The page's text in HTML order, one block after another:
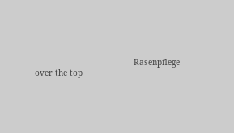
over the top
Rasenpflege